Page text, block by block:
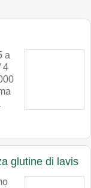
a
4
glutine di lavis